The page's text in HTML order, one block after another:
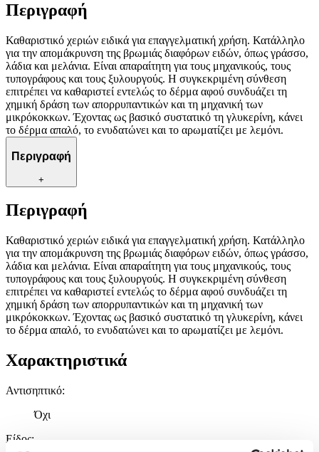
Περιγραφή
Καθαριστικό χεριών ειδικά για επαγγελματική χρήση. Κατάλληλο
για την απομάκρυνση της βρωμιάς διαφόρων ειδών, όπως γράσσο,
λάδια και μελάνια. Είναι απαραίτητη για τους μηχανικούς, τους
τυπογράφους και τους ξυλουργούς. Η συγκεκριμένη σύνθεση
επιτρέπει να καθαριστεί εντελώς το δέρμα αφού συνδυάζει τη
χημική δράση των απορρυπαντικών και τη μηχανική των
μικρόκοκκων. Έχοντας ως βασικό συστατικό τη γλυκερίνη, κάνει
το δέρμα απαλό, το ενυδατώνει και το αρωματίζει με λεμόνι.
Περιγραφή
+
Περιγραφή
Καθαριστικό χεριών ειδικά για επαγγελματική χρήση. Κατάλληλο
για την απομάκρυνση της βρωμιάς διαφόρων ειδών, όπως γράσσο,
λάδια και μελάνια. Είναι απαραίτητη για τους μηχανικούς, τους
τυπογράφους και τους ξυλουργούς. Η συγκεκριμένη σύνθεση
επιτρέπει να καθαριστεί εντελώς το δέρμα αφού συνδυάζει τη
χημική δράση των απορρυπαντικών και τη μηχανική των
μικρόκοκκων. Έχοντας ως βασικό συστατικό τη γλυκερίνη, κάνει
το δέρμα απαλό, το ενυδατώνει και το αρωματίζει με λεμόνι.
Χαρακτηριστικά
Αντισηπτικό:
Όχι
Είδος: